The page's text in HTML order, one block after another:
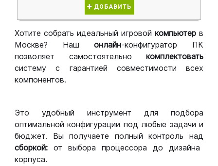
ДОБАВИТЬ
Хотите собрать идеальный игровой компьютер в
Москве? Нашонлайн-конфигуратор ПК
позволяет самостоятельно комплектовать
систему с гарантией совместимости всех
компонентов.
Это удобный инструмент для подбора
оптимальной конфигурации под любые задачи и
бюджет. Вы получаете полный контроль над
сборкой: от выбора процессора до дизайна
корпуса.